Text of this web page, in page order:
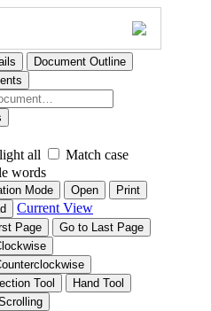
Document Outline
all
Match case
words
Mode Open
Print
Current View
Page
Go to Last Page
Tool
Hand Tool